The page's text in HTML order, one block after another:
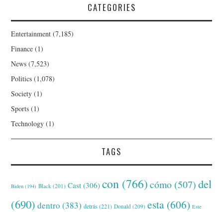
CATEGORIES
Entertainment (7,185)
Finance (1)
News (7,523)
Politics (1,078)
Society (1)
Sports (1)
Technology (1)
TAGS
Biden (194) Black (201) Cast (306) con (766) cómo (507) del
(690) dentro (383) detrás (221) Donald (209) esta (606) Este